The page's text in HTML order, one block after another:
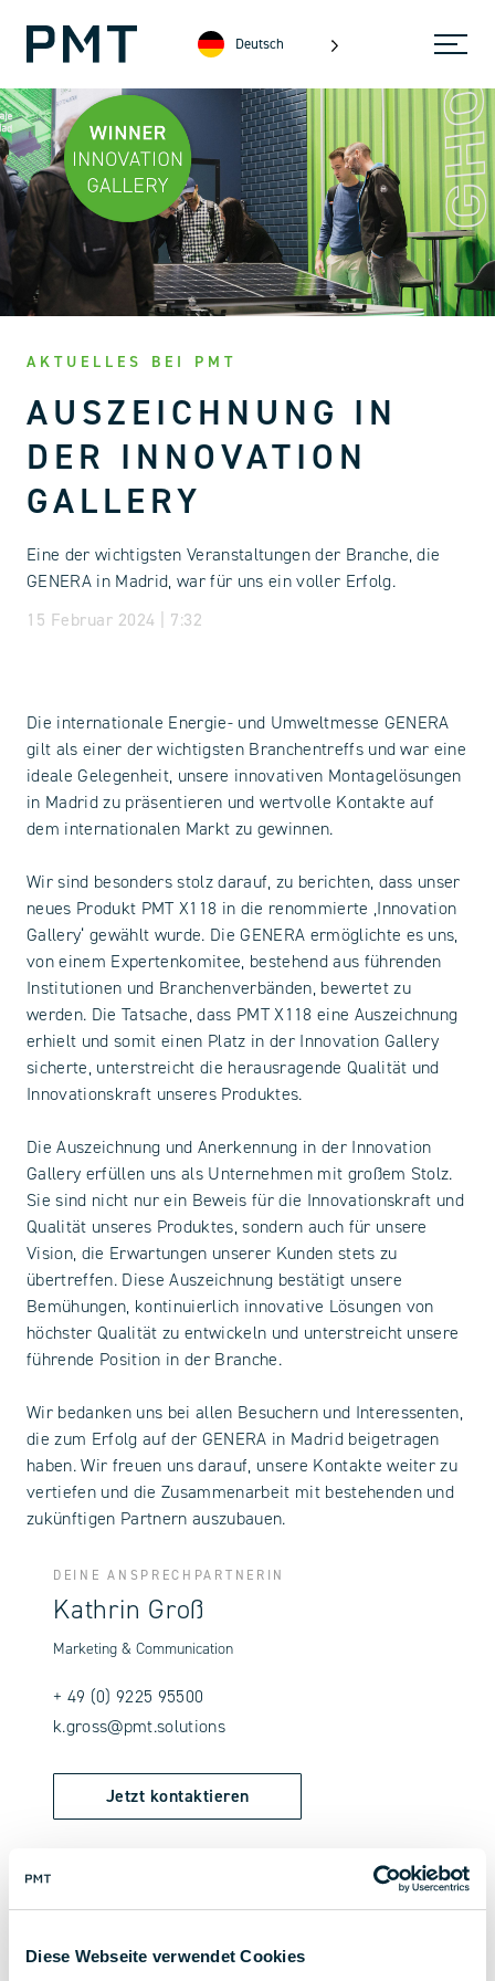
Diese Webseite verwendet Cookies
Deutsch
AKTUELLES BEI PMT
AUSZEICHNUNG IN
DER INNOVATION
GALLERY
Eine der wichtigsten Veranstaltungen der Branche, die
GENERA in Madrid, war für uns ein voller Erfolg.
15 Februar 2024 | 7:32
Die internationale Energie- und Umweltmesse GENERA
gilt als einer der wichtigsten Branchentreffs und war eine
ideale Gelegenheit, unsere innovativen Montagelösungen
in Madrid zu präsentieren und wertvolle Kontakte auf
dem internationalen Markt zu gewinnen.
Wir sind besonders stolz darauf, zu berichten, dass unser
neues Produkt PMT X118 in die renommierte ‚Innovation
Gallery‘ gewählt wurde. Die GENERA ermöglichte es uns,
von einem Expertenkomitee, bestehend aus führenden
Institutionen und Branchenverbänden, bewertet zu
werden. Die Tatsache, dass PMT X118 eine Auszeichnung
erhielt und somit einen Platz in der Innovation Gallery
sicherte, unterstreicht die herausragende Qualität und
Innovationskraft unseres Produktes.
Die Auszeichnung und Anerkennung in der Innovation
Gallery erfüllen uns als Unternehmen mit großem Stolz.
Sie sind nicht nur ein Beweis für die Innovationskraft und
Qualität unseres Produktes, sondern auch für unsere
Vision, die Erwartungen unserer Kunden stets zu
übertreffen. Diese Auszeichnung bestätigt unsere
Bemühungen, kontinuierlich innovative Lösungen von
höchster Qualität zu entwickeln und unterstreicht unsere
führende Position in der Branche.
Wir bedanken uns bei allen Besuchern und Interessenten,
die zum Erfolg auf der GENERA in Madrid beigetragen
haben. Wir freuen uns darauf, unsere Kontakte weiter zu
vertiefen und die Zusammenarbeit mit bestehenden und
zukünftigen Partnern auszubauen.
DEINE ANSPRECHPARTNERIN
Kathrin Groß
Marketing & Communication
+ 49 (0) 9225 95500
k.gross@pmt.solutions
Jetzt kontaktieren